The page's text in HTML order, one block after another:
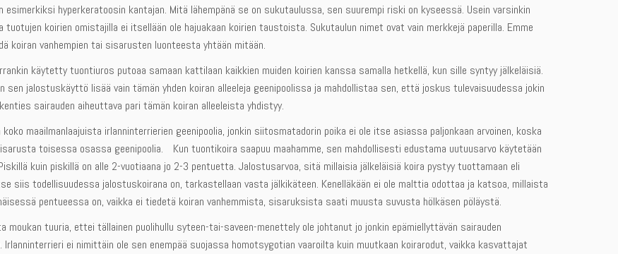
esimerkiksi hyperkeratoosin kantajan. Mitä lähempänä se on sukutaulussa, sen suurempi riski on kyseessä. Usein varsinkin
tuotujen koirien omistajilla ei itsellään ole hajuakaan koirien taustoista. Sukutaulun nimet ovat vain merkkejä paperilla. Emme
koiran vanhempien tai sisarusten luonteesta yhtään mitään.
käytetty tuontiuros putoaa samaan kattilaan kaikkien muiden koirien kanssa samalla hetkellä, kun sille syntyy jälkeläisiä.
sen jalostuskäyttö lisää vain tämän yhden koiran alleeleja geenipoolissa ja mahdollistaa sen, että joskus tulevaisuudessa jokin
sairauden aiheuttava pari tämän koiran alleeleista yhdistyy.
maailmanlaajuista irlanninterrierien geenipoolia, jonkin siitosmatadorin poika ei ole itse asiassa paljonkaan arvoinen, koska
toisessa osassa geenipoolia. Kun tuontikoira saapuu maahamme, sen mahdollisesti edustama uutuusarvo käytetään
kuin piskillä on alle 2-vuotiaana jo 2-3 pentuetta. Jalostusarvoa, sitä millaisia jälkeläisiä koira pystyy tuottamaan eli
siis todellisuudessa jalostuskoirana on, tarkastellaan vasta jälkikäteen. Kenelläkään ei ole malttia odottaa ja katsoa, millaista
pentueessa on, vaikka ei tiedetä koiran vanhemmista, sisaruksista saati muusta suvusta hölkäsen pöläystä.
moukan tuuria, ettei tällainen puolihullu syteen-tai-saveen-menettely ole johtanut jo jonkin epämiellyttävän sairauden
Irlanninterrieri ei nimittäin ole sen enempää suojassa homotsygotian vaaroilta kuin muutkaan koirarodut, vaikka kasvattajat